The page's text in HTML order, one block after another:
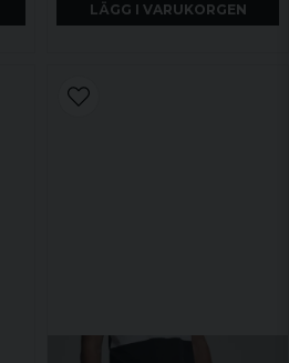
LÄGG I VARUKORGEN